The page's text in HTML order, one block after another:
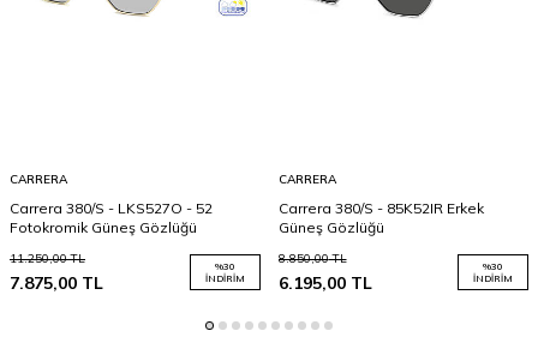
CARRERA
Carrera 380/S - LKS527O - 52
Fotokromik Güneş Gözlüğü
11.250,00TL
7.875,00 TL
%30
İNDIRIM
CARRERA
Carrera 380/S - 85K52IR Erkek
Güneş Gözlüğü
8.850,00TL
6.195,00TL
%30
İNDIRIM